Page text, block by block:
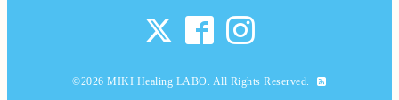
©2026MIKI Healing LABO. All Rights Reserved.